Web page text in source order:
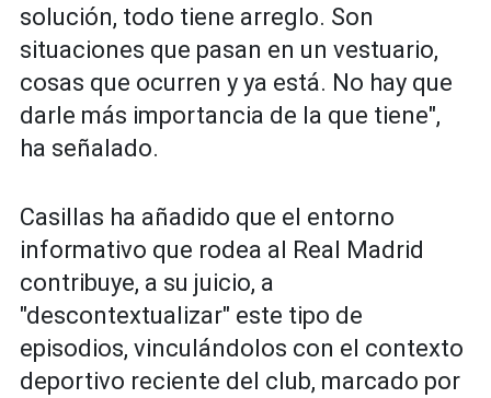
solución, todo tiene arreglo. Son
situaciones que pasan en un vestuario,
cosas que ocurren y ya está. No hay que
darle más importancia de la que tiene",
ha señalado.
Casillas ha añadido que el entorno
informativo que rodea al Real Madrid
contribuye, a su juicio, a
"descontextualizar" este tipo de
episodios, vinculándolos con el contexto
deportivo reciente del club, marcado por